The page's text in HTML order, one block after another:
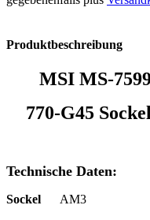
Produktbeschreibung
MSI MS-
770-G45
Technische Daten:
Sockel AM3